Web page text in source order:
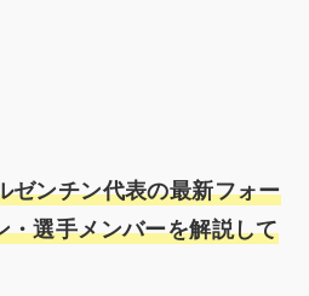
ゼンチン代表の最新フォー
・選手メンバーを解説して